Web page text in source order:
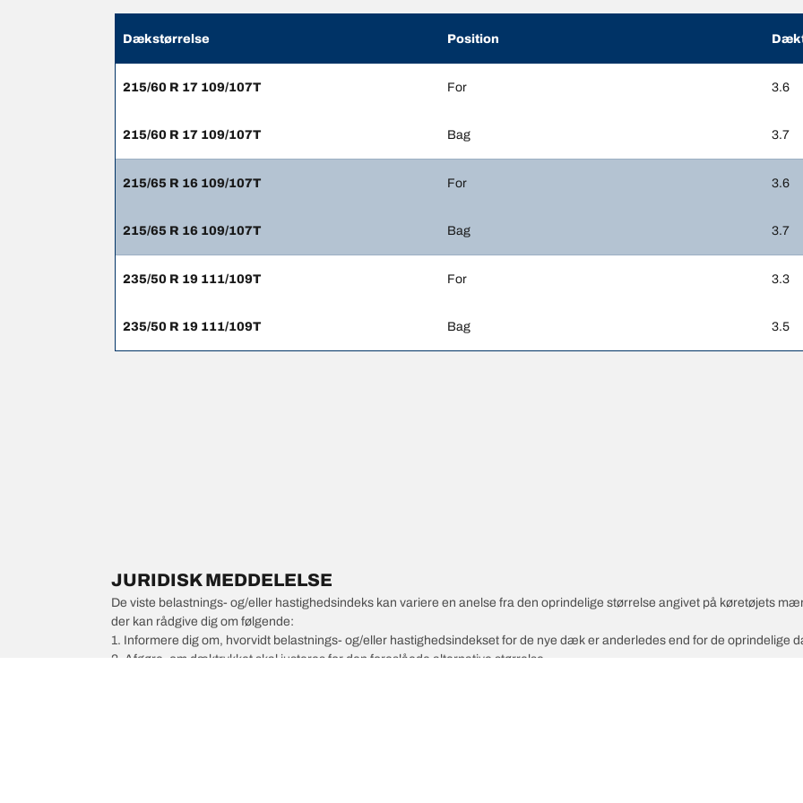
Dækstørrelse Position
215/60 R 17 109/107T For 3.6
215/60 R 17 109/107T Bag 3.7
215/65 R 16 109/107T For 3.6
215/65 R 16 109/107T Bag 3.7
235/50 R 19 111/109T For 3.3
235/50 R 19 111/109T Bag 3.5
JURIDISK MEDDELELSE
De viste belastnings- og/eller hastighedsindeks kan variere en anelse fra den oprindelige størrelse angivet på køretøjets
der kan rådgive dig om følgende:
1. Informere dig om, hvorvidt belastnings- og/eller hastighedsindekset for de nye dæk er anderledes end for de oprindelige
2. Afgøre, om dæktrykket skal justeres for den foreslåede alternative størrelse.